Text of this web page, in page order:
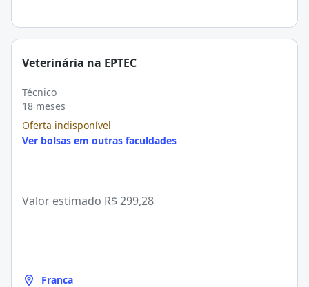
Veterinária na EPTEC
Técnico
18 meses
Oferta indisponível
Ver bolsas em outras faculdades
Valor estimado R$ 299,28
Franca